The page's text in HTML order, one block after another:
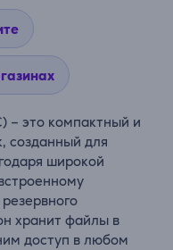
– это компактный и
созданный для
широкой
хранит файлы в
доступ в любом